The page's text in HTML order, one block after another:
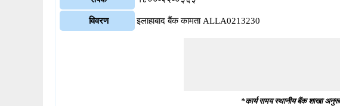
विवरण इलाहाबाद बैंक कामता ALLA0213230
*कार्य समय स्थानीय बैंक शाखा